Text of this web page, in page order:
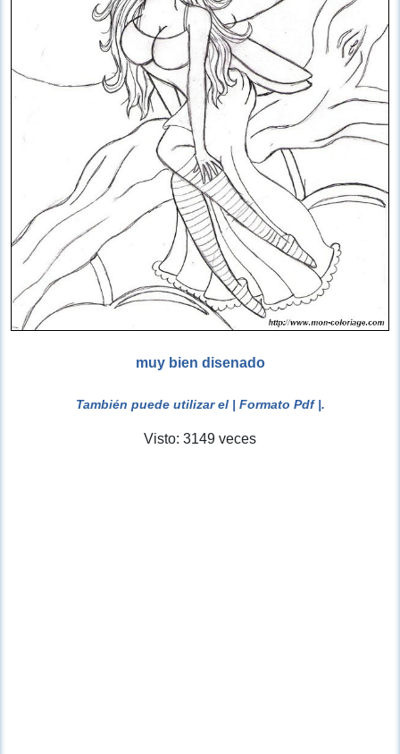
muy bien disenado
También puede utilizar el | Formato Pdf |.
Visto: 3149 veces